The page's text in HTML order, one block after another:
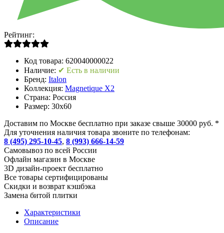
Рейтинг:
Код товара: 620040000022
Наличие: ✔ Есть в наличии
Бренд: Italon
Коллекция: Magnetique X2
Страна: Россия
Размер: 30x60
Доставим по Москве бесплатно при заказе свыше 30000 руб. *
Для уточнения наличия товара звоните по телефонам:
8 (495) 295-10-45, 8 (993) 666-14-59
Cамовывоз по всей России
Офлайн магазин в Москве
3D дизайн-проект бесплатно
Все товары сертифицированы
Скидки и возврат кэшбэка
Замена битой плитки
Характеристики
Описание